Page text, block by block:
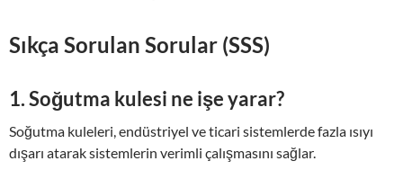
Sıkça Sorulan Sorular (SSS)
1. Soğutma kulesi ne işe yarar?
Soğutma kuleleri, endüstriyel ve ticari sistemlerde fazla ısıyı
dışarı atarak sistemlerin verimli çalışmasını sağlar.